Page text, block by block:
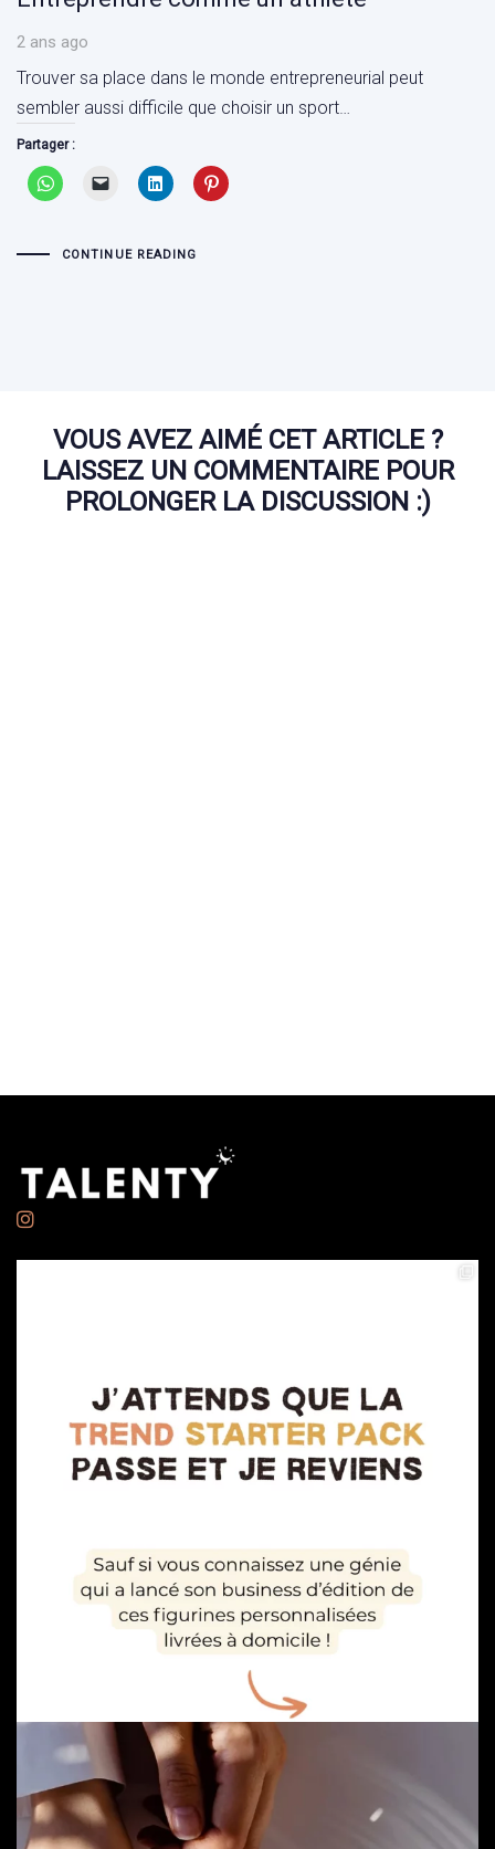
2 ans ago
Trouver sa place dans le monde entrepreneurial peut
sembler aussi difficile que choisir un sport…
Partager :
CONTINUE READING
VOUS AVEZ AIMÉ CET ARTICLE ?
LAISSEZ UN COMMENTAIRE POUR
PROLONGER LA DISCUSSION :)